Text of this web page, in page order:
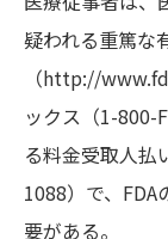
疑われる重篤な
（http://
ックス（1-800-
る料金受取人払
1088）で、
要がある。